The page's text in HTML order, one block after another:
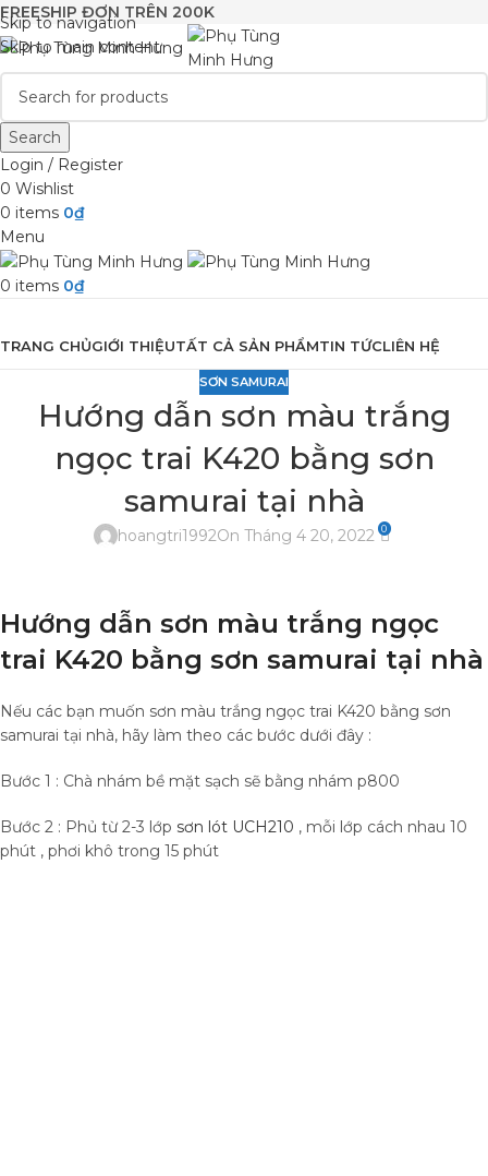
Skip to navigation
Skip to main content
FREESHIP ĐƠN TRÊN 200K
Search
Login / Register
0 Wishlist
0 items 0₫
Menu
0 items 0₫
TRANG CHỦGIỚI THIỆUTẤT CẢ SẢN PHẨMTIN TỨCLIÊN HỆ
SƠN SAMURAI
Hướng dẫn sơn màu trắng
ngọc trai K420 bằng sơn
samurai tại nhà
hoangtri1992On Tháng 4 20, 2022 0
Hướng dẫn sơn màu trắng ngọc
trai K420 bằng sơn samurai tại nhà
Nếu các bạn muốn sơn màu trắng ngọc trai K420 bằng sơn
samurai tại nhà, hãy làm theo các bước dưới đây :
Bước 1 : Chà nhám bề mặt sạch sẽ bằng nhám p800
Bước 2 : Phủ từ 2-3 lớp sơn lót UCH210 , mỗi lớp cách nhau 10
phút , phơi khô trong 15 phút